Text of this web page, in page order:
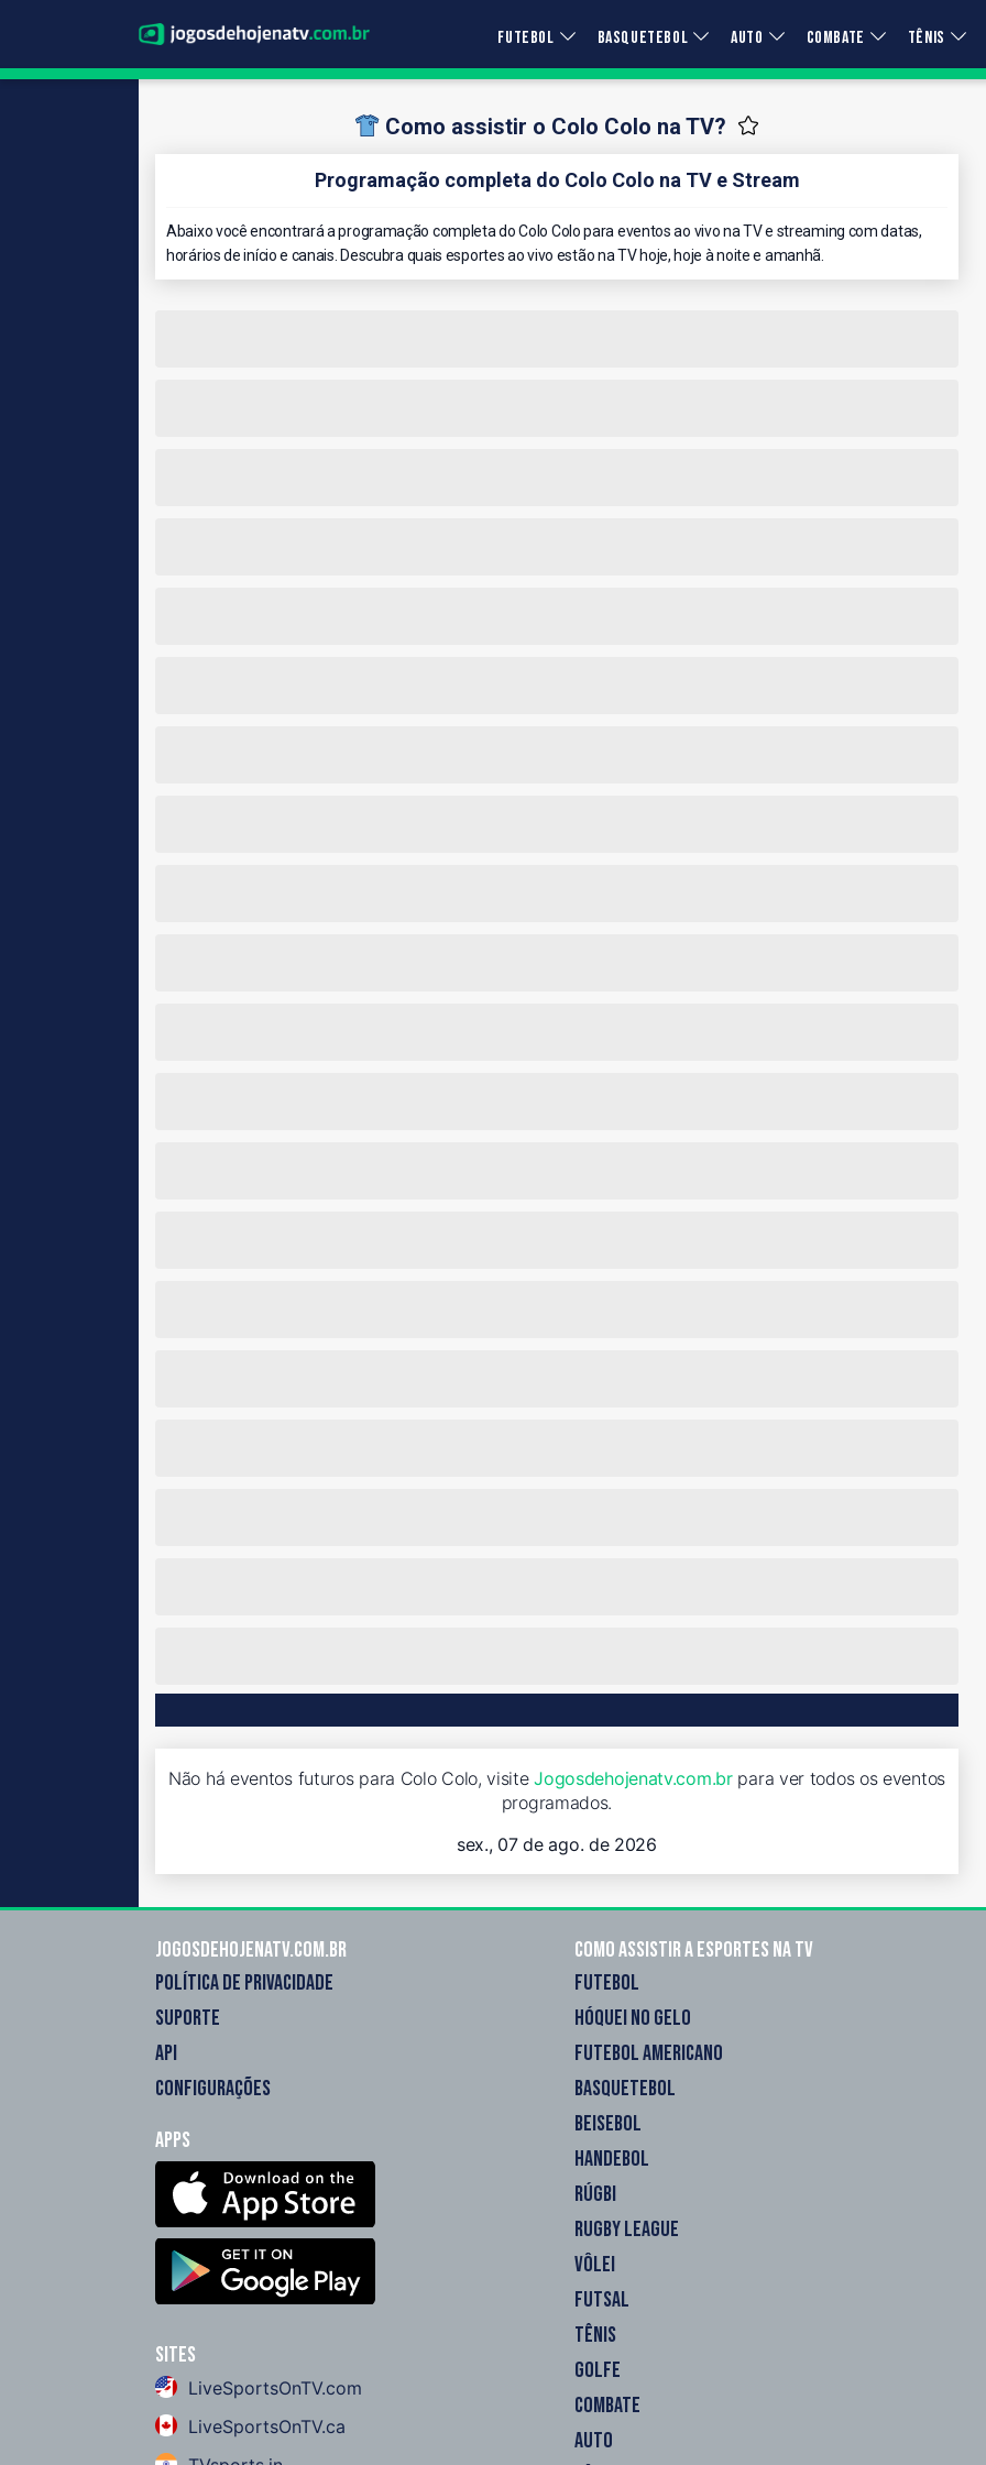
FUTEBOL BASQUETEBOL AUTO COMBATE TÊNIS
Como assistir o Colo Colo na TV?
Programação completa do Colo Colo na TV e Stream
Abaixo você encontrará a programação completa do Colo Colo para eventos ao vivo na TV e streaming com datas,
horários de início e canais. Descubra quais esportes ao vivo estão na TV hoje, hoje à noite e amanhã.
Não há eventos futuros para Colo Colo, visiteJogosdehojenatv.com.brpara ver todos os eventos
programados.
sex., 07 de ago. de 2026
Jogosdehojenatv.com.br
POLÍTICA DE PRIVACIDADE
SUPORTE
API
CONFIGURAÇÕES
Apps
Sites
LiveSportsOnTV.com
LiveSportsOnTV.ca
Como assistir a esportes na TV
FUTEBOL
HÓQUEI NO GELO
FUTEBOL AMERICANO
BASQUETEBOL
BEISEBOL
HANDEBOL
RÚGBI
RUGBY LEAGUE
VÔLEI
FUTSAL
TÊNIS
GOLFE
COMBATE
AUTO